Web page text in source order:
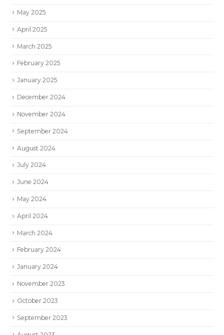
May 2025
April 2025
March 2025
February 2025
January 2025
December 2024
November 2024
September 2024
August 2024
July 2024
June 2024
May 2024
April 2024
March 2024
February 2024
January 2024
November 2023
October 2023
September 2023